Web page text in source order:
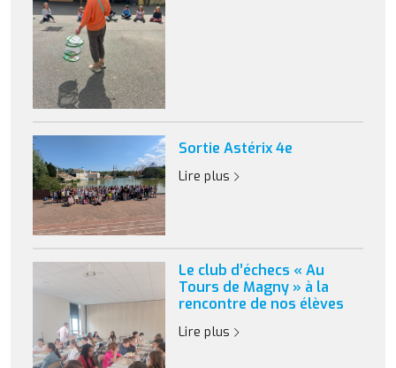
Sortie Astérix 4e
Lire plus
Le club d’échecs « Au
Tours de Magny » à la
rencontre de nos élèves
Lire plus